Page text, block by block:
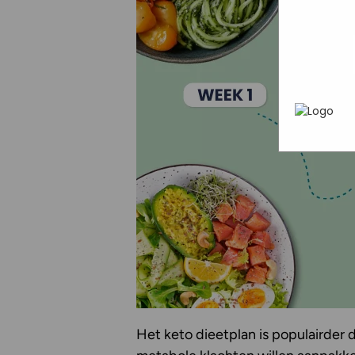
Het keto dieetplan is populairder
uw
heen
wordt
je